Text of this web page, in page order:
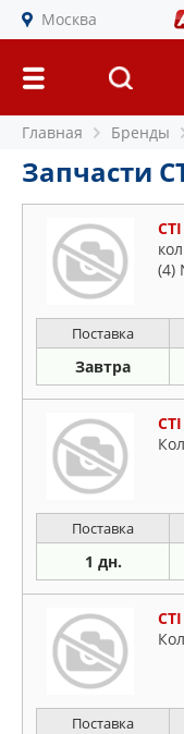
Москва
Главная Бренды
Запчасти
(4)
Поставка
Завтра
Поставка
1 дн.
Поставка